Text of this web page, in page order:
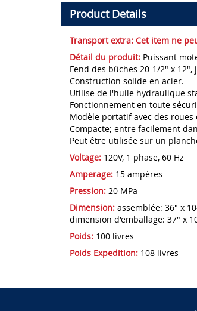
Product Details
Transport extra: Cet item ne
Détail du produit: Puissant
Fend des bûches 20-1/2" x
Construction solide en acier.
Utilise de l'huile hydraulique
Fonctionnement en toute
Modèle portatif avec des
Compacte; entre facilement
Peut être utilisée sur un
Voltage: 120V, 1 phase, 60 Hz
Amperage: 15 ampères
Pression: 20 MPa
Dimension: assemblée: 36" x
dimension d'emballage: 37" x
Poids: 100 livres
Poids Expedition: 108 livres